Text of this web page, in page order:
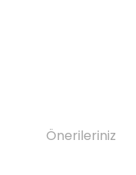
Önerileriniz